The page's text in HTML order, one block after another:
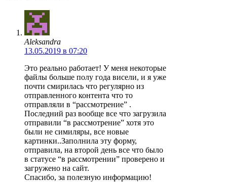
Aleksandra
13.05.2019 в 07:20
Это реально работает! У меня некоторые
файлы больше полу года висели, и я уже
почти смирилась что регулярно из
отправленного контента что то
отправляли в “рассмотрение” .
Последний раз вообще все что загрузила
отправили “в рассмотрение” хотя это
были не симиляры, все новые
картинки..Заполнила эту форму,
отправила, на второй день все что было
в статусе “в рассмотрении” проверено и
загружено на сайт.
Спасибо, за полезную информацию!